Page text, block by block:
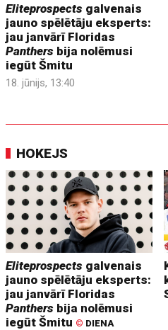
Eliteprospects galvenais
jauno spēlētāju eksperts:
jau janvārī Floridas
Panthers bija nolēmusi
iegūt Šmitu
18. jūnijs, 13:40
HOKEJS
Eliteprospects galvenais
jauno spēlētāju eksperts:
jau janvārī Floridas
Panthers bija nolēmusi
iegūt Šmitu © DIENA